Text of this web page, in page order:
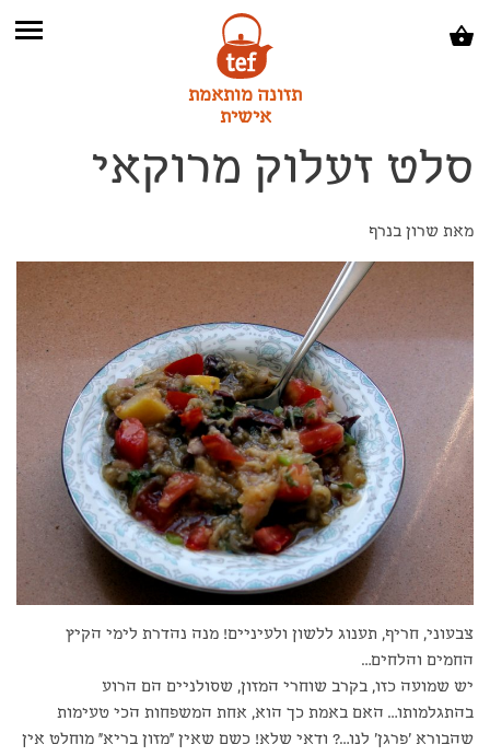
תזונה מותאמת
אישית
סלט זעלוק מרוקאי
מאת שרון בנרף
צבעוני, חריף, תענוג ללשון ולעיניים! מנה נהדרת לימי הקיץ
החמים והלחים…
יש שמועה כזו, בקרב שוחרי המזון, שסולניים הם הרוע
בהתגלמותו… האם באמת כך הוא, אחת המשפחות הכי טעימות
שהבורא 'פרגן' לנו…? ודאי שלא! כשם שאין "מזון בריא" מוחלט אין